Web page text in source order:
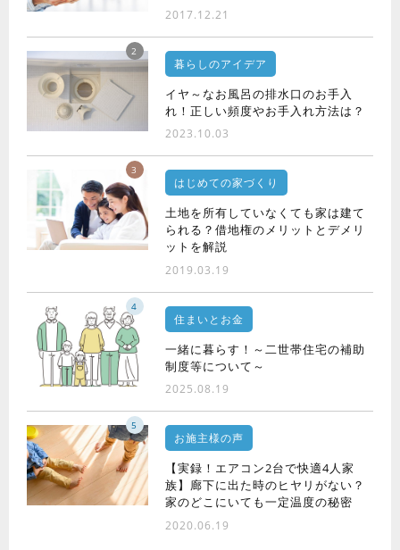
2017.12.21
2
暮らしのアイデア
イヤ～なお風呂の排水口のお手入
れ！正しい頻度やお手入れ方法は？
2023.10.03
3
はじめての家づくり
土地を所有していなくても家は建て
られる？借地権のメリットとデメリ
ットを解説
2019.03.19
4
住まいとお金
一緒に暮らす！～二世帯住宅の補助
制度等について～
2025.08.19
5
お施主様の声
【実録！エアコン2台で快適4人家
族】廊下に出た時のヒヤリがない？
家のどこにいても一定温度の秘密
2020.06.19